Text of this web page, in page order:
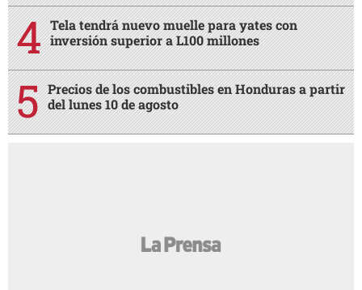
Tela tendrá nuevo muelle para yates con
inversión superior a L100 millones
Precios de los combustibles en Honduras a partir
del lunes 10 de agosto